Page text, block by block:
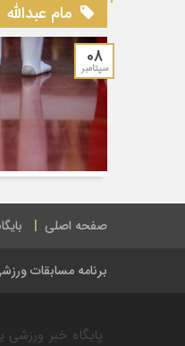
مام عبدالله
08
سپتامبر
صفحه اصلی
برنامه مسابقات